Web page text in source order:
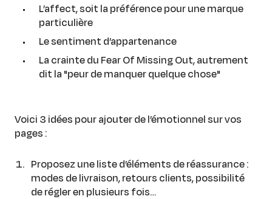
L’affect, soit la préférence pour une marque
particulière
Le sentiment d’appartenance
La crainte du Fear Of Missing Out, autrement
dit la "peur de manquer quelque chose"
Voici 3 idées pour ajouter de l’émotionnel sur vos
pages :
Proposez une liste d’éléments de réassurance :
modes de livraison, retours clients, possibilité
de régler en plusieurs fois…